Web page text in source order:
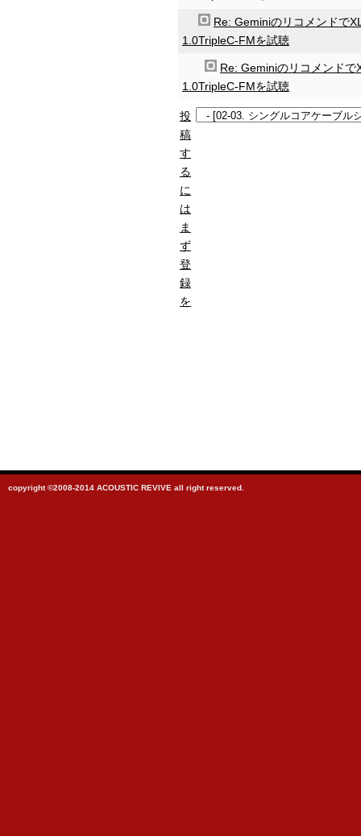
Re: Geminiのリコメンドで
1.0TripleC-FMを試聴
Re: Geminiのリコメンドで
1.0TripleC-FMを試聴
投
稿
す
る
に
は
ま
ず
登
録
を
copyright ©2008-2014 ACOUSTIC REVIVE all right reserved.